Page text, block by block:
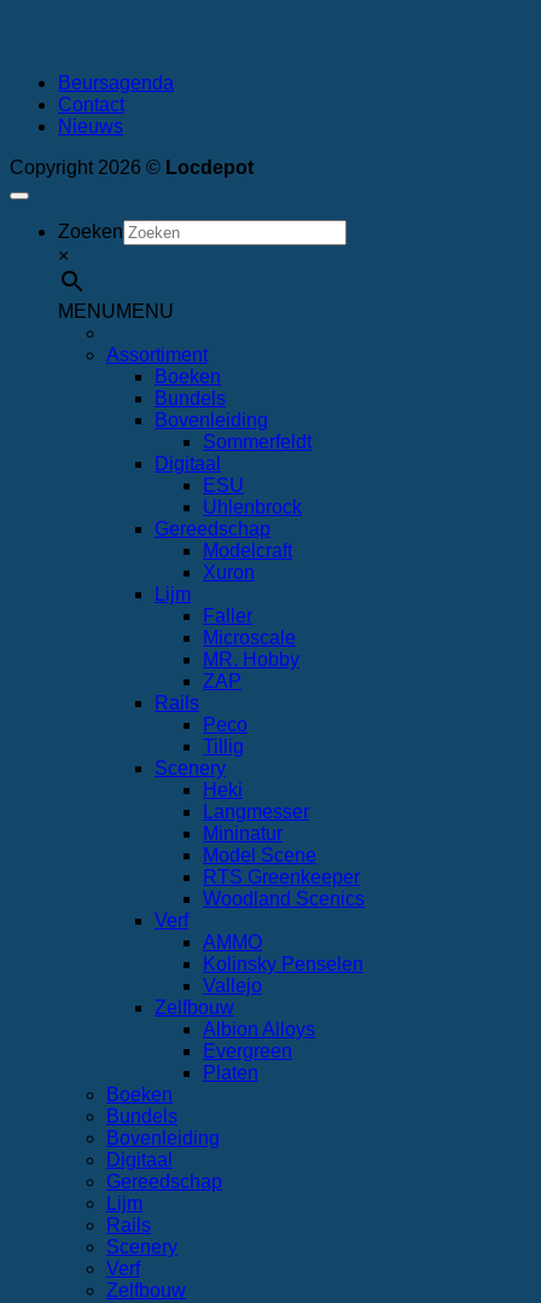
Beursagenda
Contact
Nieuws
Copyright 2026 © Locdepot
Zoeken
×
MENUMENU
Assortiment
Boeken
Bundels
Bovenleiding
Sommerfeldt
Digitaal
ESU
Uhlenbrock
Gereedschap
Modelcraft
Xuron
Lijm
Faller
Microscale
MR. Hobby
ZAP
Rails
Peco
Tillig
Scenery
Heki
Langmesser
Mininatur
Model Scene
RTS Greenkeeper
Woodland Scenics
Verf
AMMO
Kolinsky Penselen
Vallejo
Zelfbouw
Albion Alloys
Evergreen
Platen
Boeken
Bundels
Bovenleiding
Digitaal
Gereedschap
Lijm
Rails
Scenery
Verf
Zelfbouw